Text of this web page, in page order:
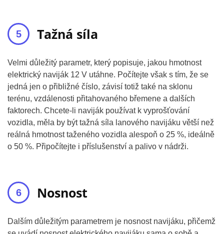
Tažná síla
Velmi důležitý parametr, který popisuje, jakou hmotnost
elektrický naviják 12 V utáhne. Počítejte však s tím, že se
jedná jen o přibližné číslo, závisí totiž také na sklonu
terénu, vzdálenosti přitahovaného břemene a dalších
faktorech. Chcete-li naviják používat k vyprošťování
vozidla, měla by být tažná síla lanového navijáku větší než
reálná hmotnost taženého vozidla alespoň o 25 %, ideálně
o 50 %. Připočítejte i příslušenství a palivo v nádrži.
Nosnost
Dalším důležitým parametrem je nosnost navijáku, přičemž